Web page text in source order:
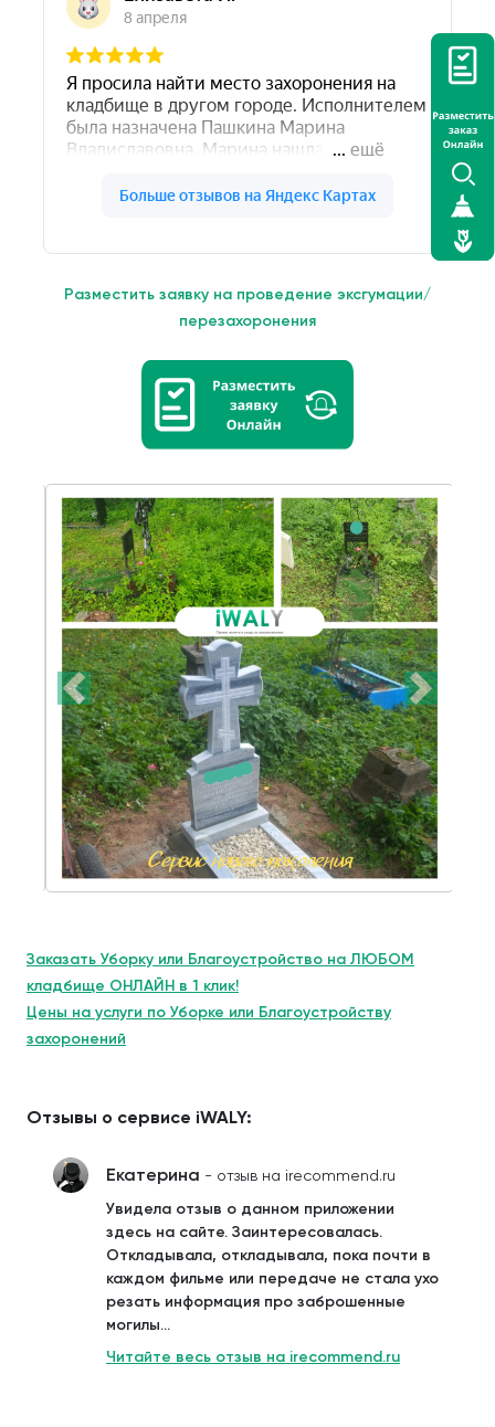
Разместить заявку на проведение эксгумации/
перезахоронения
Заказать Уборку или Благоустройство на ЛЮБОМ
кладбище ОНЛАЙН в 1 клик!
Цены на услуги по Уборке или Благоустройству
захоронений
Отзывы о сервисе iWALY:
Екатерина - отзыв на irecommend.ru
Увидела отзыв о данном приложении
здесь на сайте. Заинтересовалась.
Откладывала, откладывала, пока почти в
каждом фильме или передаче не стала ухо
резать информация про заброшенные
могилы...
Читайте весь отзыв на irecommend.ru